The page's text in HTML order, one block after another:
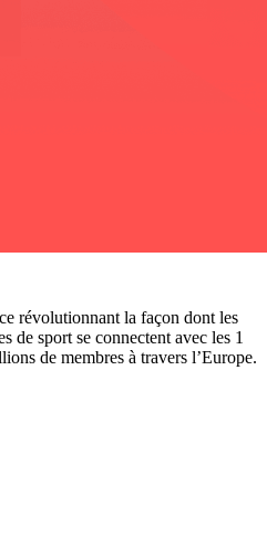
révolutionnant la façon dont les
de sport se connectent avec les 1
de membres à travers l’Europe.